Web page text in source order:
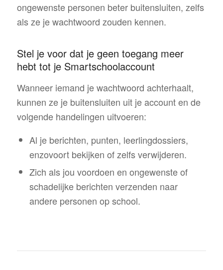
ongewenste personen beter buitensluiten, zelfs
als ze je wachtwoord zouden kennen.
Stel je voor dat je geen toegang meer
hebt tot je Smartschoolaccount
Wanneer iemand je wachtwoord achterhaalt,
kunnen ze je buitensluiten uit je account en de
volgende handelingen uitvoeren:
Al je berichten, punten, leerlingdossiers,
enzovoort bekijken of zelfs verwijderen.
Zich als jou voordoen en ongewenste of
schadelijke berichten verzenden naar
andere personen op school.